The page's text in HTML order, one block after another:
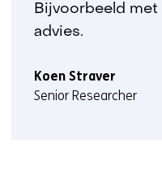
Bijvoorbeeld
advies.
Koen Straver
Senior Researcher